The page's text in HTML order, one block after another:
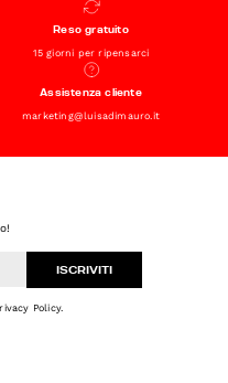
Reso gratuito
15 giorni per ripensarci
Assistenza cliente
marketing@luisadimauro.it
ISCRIVITI
Policy.